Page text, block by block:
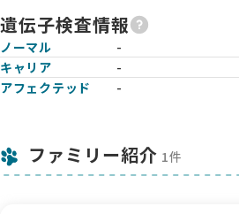
遺伝子検査情報
ノーマル
-
キャリア
-
アフェクテッド
-
ファミリー紹介 1件